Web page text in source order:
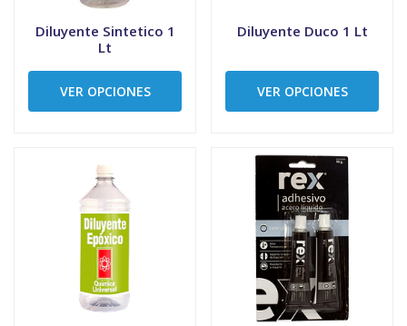
Diluyente Sintetico 1
Lt
VER OPCIONES
Diluyente Duco 1 Lt
VER OPCIONES